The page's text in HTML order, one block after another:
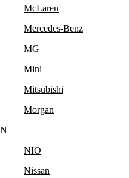
McLaren
Mercedes-Benz
MG
Mini
Mitsubishi
Morgan
N
NIO
Nissan